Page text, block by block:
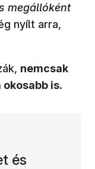
megállóként
nyílt arra,
nemcsak
okosabb is.
és